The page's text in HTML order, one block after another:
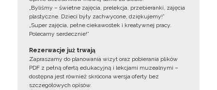
„Byliśmy – świetne zajęcia, prelekcja, przebieranki, zajęcia
plastyczne. Dzieci były zachwycone, dziękujemy!”
„Super zajęcia, pełne ciekawostek i kreatywnej pracy.
Polecamy serdecznie!”
Rezerwacje już trwają
Zapraszamy do planowania wizyt oraz pobierania plików
PDF z pełną ofertą edukacyjną i lekcjami muzealnymi –
dostępna jest również skrócona wersja oferty bez
szczegółowych opisów.